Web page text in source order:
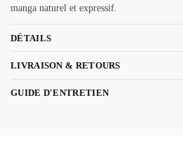
manga naturel et expressif.
DÉTAILS
LIVRAISON & RETOURS
GUIDE D'ENTRETIEN